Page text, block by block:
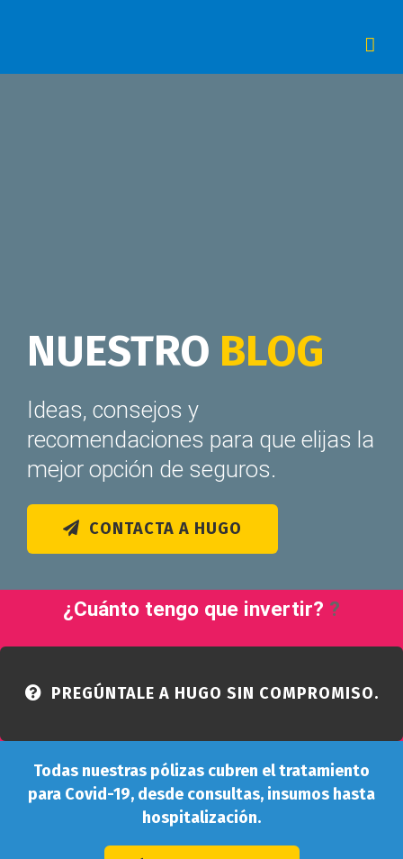
content
NUESTRO BLOG
Ideas, consejos y
recomendaciones para que elijas la
mejor opción de seguros.
CONTACTA A HUGO
¿Cuánto tengo que invertir? ?
PREGÚNTALE A HUGO SIN COMPROMISO.
Todas nuestras pólizas cubren el tratamiento
para Covid-19, desde consultas, insumos hasta
hospitalización.